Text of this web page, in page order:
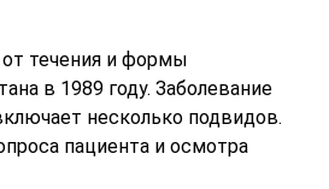
течения и формы
в 1989 году. Заболевание
несколько подвидов.
пациента и осмотра